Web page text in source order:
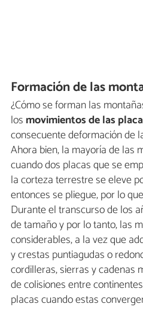
Formación de las
¿Cómo se forman las
los movimientos de las
consecuente deformación de
Ahora bien, la mayoría de las
cuando dos placas que se
la corteza terrestre se eleve
entonces se pliegue, por lo
Durante el transcurso de los
de tamaño y por lo tanto, las
considerables, a la vez que
y crestas puntiagudas o
cordilleras, sierras y cadenas
de colisiones entre
placas cuando estas